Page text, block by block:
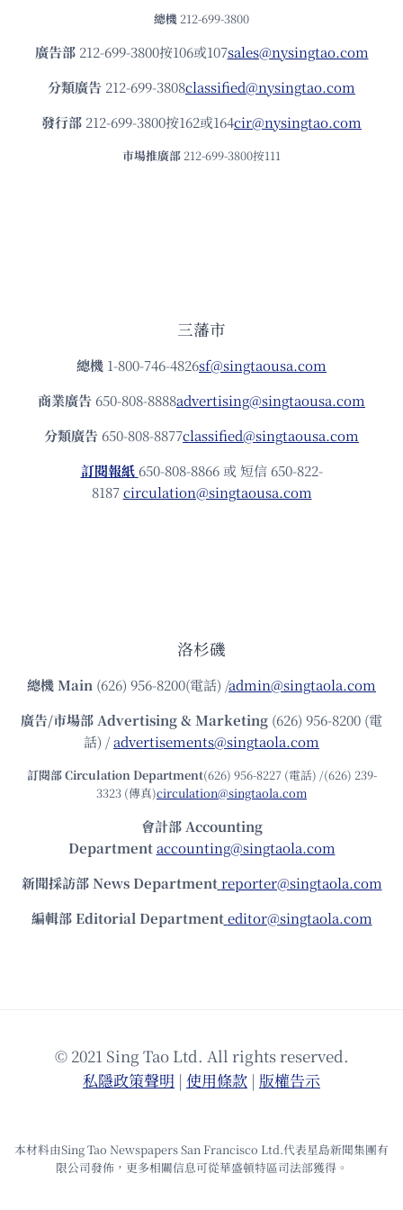
總機 212-699-3800
廣告部212-699-3800按106或107sales@nysingtao.com
分類廣告 212-699-3808classified@nysingtao.com
發⾏部 212-699-3800按162或164cir@nysingtao.com
市場推廣部 212-699-3800按111
三藩市
總機 1-800-746-4826sf@singtaousa.com
商業廣告 650-808-8888advertising@singtaousa.com
分類廣告 650-808-8877classified@singtaousa.com
訂閱報紙 650-808-8866 或 短信 650-822-
8187circulation@singtaousa.com
洛杉磯
總機Main (626) 956-8200(電話) /admin@singtaola.com
廣告/市場部Advertising & Marketing (626) 956-8200 (電
話) /advertisements@singtaola.com
訂閱部 Circulation Department(626) 956-8227 (電話) /(626) 239-
3323 (傳真)circulation@singtaola.com
會計部 Accounting
Department accounting@singtaola.com
新聞採訪部 News Department reporter@singtaola.com
編輯部 Editorial Department editor@singtaola.com
© 2021 Sing Tao Ltd. All rights reserved.
私隱政策聲明 | 使⽤條款 | 版權告⽰
本材料由Sing Tao Newspapers San Francisco Ltd.代表星島新聞集團有
限公司發佈，更多相關信息可從華盛頓特區司法部獲得。